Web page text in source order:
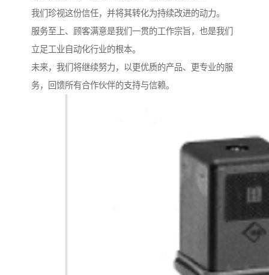
我们珍视这份信任，并将其转化为持续改进的动力。
服务至上、顾客满意是我们一贯的工作宗旨，也是我们
立足工业自动化行业的根本。
未来，我们将继续努力，以更优质的产品、更专业的服
务，回馈所有合作伙伴的支持与信赖。